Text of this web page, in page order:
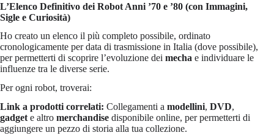
L’Elenco Definitivo dei Robot Anni ’70 e ’80 (con Immagini,
Sigle e Curiosità)
Ho creato un elenco il più completo possibile, ordinato
cronologicamente per data di trasmissione in Italia (dove possibile),
per permetterti di scoprire l’evoluzione dei mecha e individuare le
influenze tra le diverse serie.
Per ogni robot, troverai:
Link a prodotti correlati: Collegamenti a modellini, DVD,
gadget e altro merchandise disponibile online, per permetterti di
aggiungere un pezzo di storia alla tua collezione.